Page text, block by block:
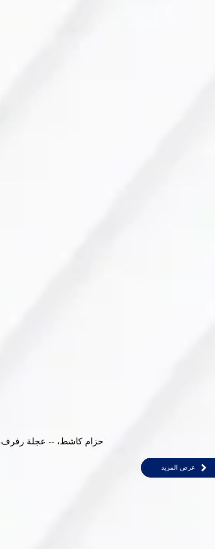
حزام كاشط، -- عجلة
عرض المزيد